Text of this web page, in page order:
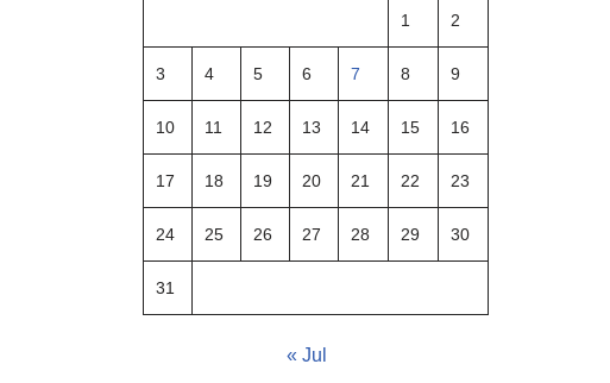
1 2
3 4 5 6 7 8 9
10 11 12 13 14 15 16
17 18 19 20 21 22 23
24 25 26 27 28 29 30
31
« Jul